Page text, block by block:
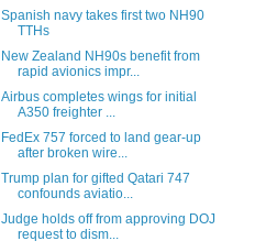
Spanish navy takes first two NH90
TTHs
New Zealand NH90s benefit from
rapid avionics impr...
Airbus completes wings for initial
A350 freighter ...
FedEx 757 forced to land gear-up
after broken wire...
Trump plan for gifted Qatari 747
confounds aviatio...
Judge holds off from approving DOJ
request to dism...